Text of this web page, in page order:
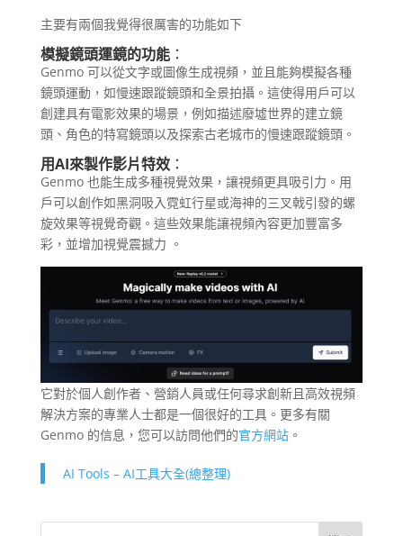
主要有兩個我覺得很厲害的功能如下
模擬鏡頭運鏡的功能：
Genmo 可以從文字或圖像生成視頻，並且能夠模擬各種
鏡頭運動，如慢速跟蹤鏡頭和全景拍攝。這使得用戶可以
創建具有電影效果的場景，例如描述廢墟世界的建立鏡
頭、角色的特寫鏡頭以及探索古老城市的慢速跟蹤鏡頭​。
用AI來製作影片特效：
Genmo 也能生成多種視覺效果，讓視頻更具吸引力。用
戶可以創作如黑洞吸入霓虹行星或海神的三叉戟引發的螺
旋效果等視覺奇觀。這些效果能讓視頻內容更加豐富多
彩，並增加視覺震撼力​ ​。
它對於個人創作者、營銷人員或任何尋求創新且高效視頻
解決方案的專業人士都是一個很好的工具。更多有關
Genmo 的信息，您可以訪問他們的官方網站。
AI Tools – AI工具大全(總整理)